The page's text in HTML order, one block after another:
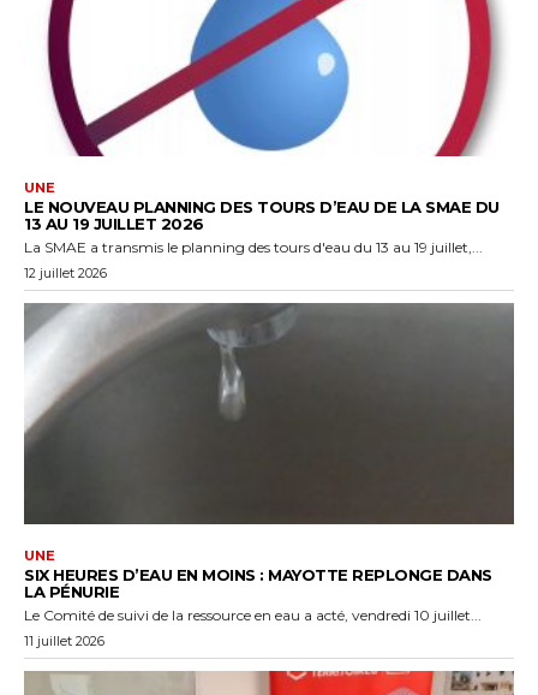
UNE
LE NOUVEAU PLANNING DES TOURS D’EAU DE LA SMAE DU
13 AU 19 JUILLET 2026
La SMAE a transmis le planning des tours d'eau du 13 au 19 juillet,...
12 juillet 2026
UNE
SIX HEURES D’EAU EN MOINS : MAYOTTE REPLONGE DANS
LA PÉNURIE
Le Comité de suivi de la ressource en eau a acté, vendredi 10 juillet...
11 juillet 2026